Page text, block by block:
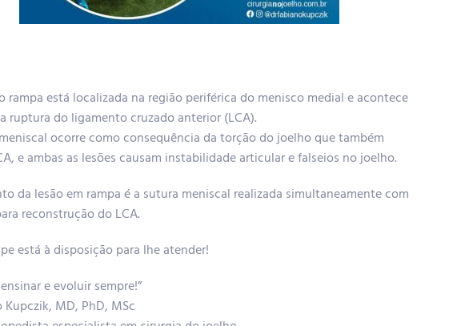
rampa está localizada na região periférica do menisco medial e acontece
ruptura do ligamento cruzado anterior (LCA).
ocorre como consequência da torção do joelho que também
e ambas as lesões causam instabilidade articular e falseios no joelho.
da lesão em rampa é a sutura meniscal realizada simultaneamente com
reconstrução do LCA.
está à disposição para lhe atender!
e evoluir sempre!”
Kupczik, MD, PhD, MSc